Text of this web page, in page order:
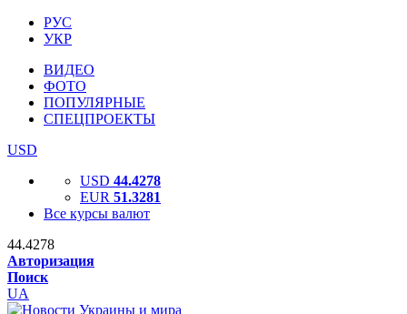
РУС
УКР
ВИДЕО
ФОТО
ПОПУЛЯРНЫЕ
СПЕЦПРОЕКТЫ
USD
USD 44.4278
EUR 51.3281
Все курсы валют
44.4278
Авторизация
Поиск
UA